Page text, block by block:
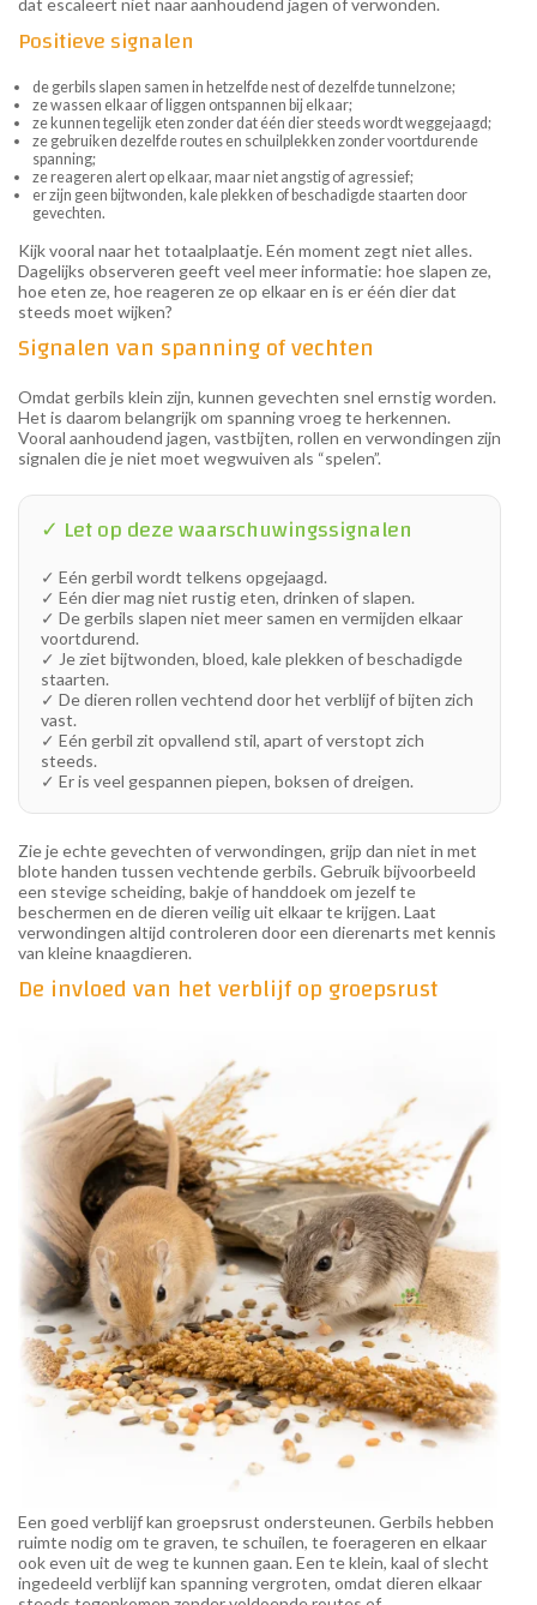
dat escaleert niet naar aanhoudend jagen of verwonden.
Positieve signalen
de gerbils slapen samen in hetzelfde nest of dezelfde tunnelzone;
ze wassen elkaar of liggen ontspannen bij elkaar;
ze kunnen tegelijk eten zonder dat één dier steeds wordt weggejaagd;
ze gebruiken dezelfde routes en schuilplekken zonder voortdurende
spanning;
ze reageren alert op elkaar, maar niet angstig of agressief;
er zijn geen bijtwonden, kale plekken of beschadigde staarten door
gevechten.
Kijk vooral naar het totaalplaatje. Eén moment zegt niet alles.
Dagelijks observeren geeft veel meer informatie: hoe slapen ze,
hoe eten ze, hoe reageren ze op elkaar en is er één dier dat
steeds moet wijken?
Signalen van spanning of vechten
Omdat gerbils klein zijn, kunnen gevechten snel ernstig worden.
Het is daarom belangrijk om spanning vroeg te herkennen.
Vooral aanhoudend jagen, vastbijten, rollen en verwondingen zijn
signalen die je niet moet wegwuiven als “spelen”.
✓ Let op deze waarschuwingssignalen
✓ Eén gerbil wordt telkens opgejaagd.
✓ Eén dier mag niet rustig eten, drinken of slapen.
✓ De gerbils slapen niet meer samen en vermijden elkaar
voortdurend.
✓ Je ziet bijtwonden, bloed, kale plekken of beschadigde
staarten.
✓ De dieren rollen vechtend door het verblijf of bijten zich
vast.
✓ Eén gerbil zit opvallend stil, apart of verstopt zich
steeds.
✓ Er is veel gespannen piepen, boksen of dreigen.
Zie je echte gevechten of verwondingen, grijp dan niet in met
blote handen tussen vechtende gerbils. Gebruik bijvoorbeeld
een stevige scheiding, bakje of handdoek om jezelf te
beschermen en de dieren veilig uit elkaar te krijgen. Laat
verwondingen altijd controleren door een dierenarts met kennis
van kleine knaagdieren.
De invloed van het verblijf op groepsrust
Een goed verblijf kan groepsrust ondersteunen. Gerbils hebben
ruimte nodig om te graven, te schuilen, te foerageren en elkaar
ook even uit de weg te kunnen gaan. Een te klein, kaal of slecht
ingedeeld verblijf kan spanning vergroten, omdat dieren elkaar